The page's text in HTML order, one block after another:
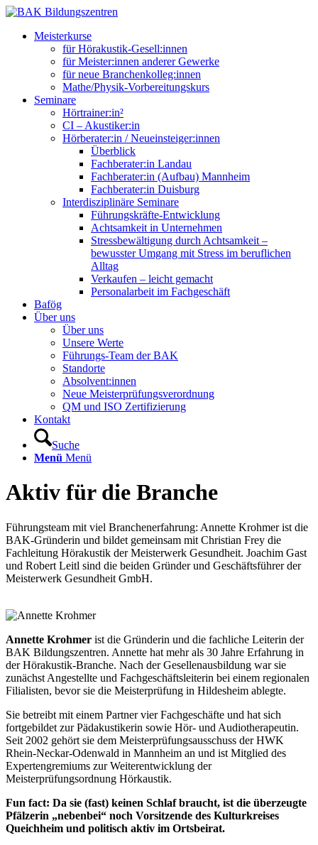
Meisterkurse
für Hörakustik-Gesell:innen
für Meister:innen anderer Gewerke
für neue Branchenkolleg:innen
Mathe/Physik-Vorbereitungskurs
Seminare
Hörtrainer:in²
CI – Akustiker:in
Hörberater:in / Neueinsteiger:innen
Überblick
Fachberater:in Landau
Fachberater:in (Aufbau) Mannheim
Fachberater:in Duisburg
Interdisziplinäre Seminare
Führungskräfte-Entwicklung
Achtsamkeit in Unternehmen
Stressbewältigung durch Achtsamkeit –
bewusster Umgang mit Stress im beruflichen
Alltag
Verkaufen – leicht gemacht
Personalarbeit im Fachgeschäft
Bafög
Über uns
Über uns
Unsere Werte
Führungs-Team der BAK
Standorte
Absolvent:innen
Neue Meisterprüfungsverordnung
QM und ISO Zertifizierung
Kontakt
Suche
Menü Menü
Aktiv für die Branche
Führungsteam mit viel Branchenerfahrung: Annette Krohmer ist die
BAK-Gründerin und bildet gemeinsam mit Christian Frey die
Fachleitung Hörakustik der Meisterwerk Gesundheit. Joachim Gast
und Robert Leitl sind die beiden Gründer und Geschäftsführer der
Meisterwerk Gesundheit GmbH.
Annette Krohmer ist die Gründerin und die fachliche Leiterin der
BAK Bildungszentren. Annette hat mehr als 30 Jahre Erfahrung in
der Hörakustik-Branche. Nach der Gesellenausbildung war sie
zunächst Angestellte und Fachgeschäftsleiterin bei einem regionalen
Filialisten, bevor sie die Meisterprüfung in Hildesheim ablegte.
Sie betreibt mit einem Partner vier Fachgeschäfte und hat sich
fortgebildet zur Pädakustikerin sowie Hör- und Audiotherapeutin.
Seit 2002 gehört sie dem Meisterprüfungsausschuss der HWK
Rhein-Neckar-Odenwald in Mannheim an und ist Mitglied des
Expertengremiums zur Weiterentwicklung der
Meisterprüfungsordnung Hörkaustik.
Fun fact: Da sie (fast) keinen Schlaf braucht, ist die überzeugte
Pfälzerin „nebenbei“ noch Vorsitzende des Kulturkreises
Queichheim und politisch aktiv im Ortsbeirat.